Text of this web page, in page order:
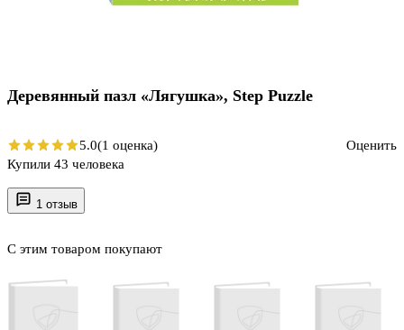
1 отзыв
С этим товаром покупают
Деревянный пазл «Лягушка», Step Puzzle
5.0(1 оценка)
Оценить
Купили 43 человека